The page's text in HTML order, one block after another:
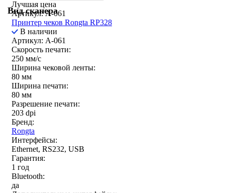
Вид сканера
Лучшая цена
Артикул: A-061
Принтер чеков Rongta RP328
В наличии
Артикул: A-061
Скорость печати:
250 мм/c
Ширина чековой ленты:
80 мм
Ширина печати:
80 мм
Разрешение печати:
203 dpi
Бренд:
Rongta
Интерфейсы:
Ethernet, RS232, USB
Гарантия:
1 год
Bluetooth:
да